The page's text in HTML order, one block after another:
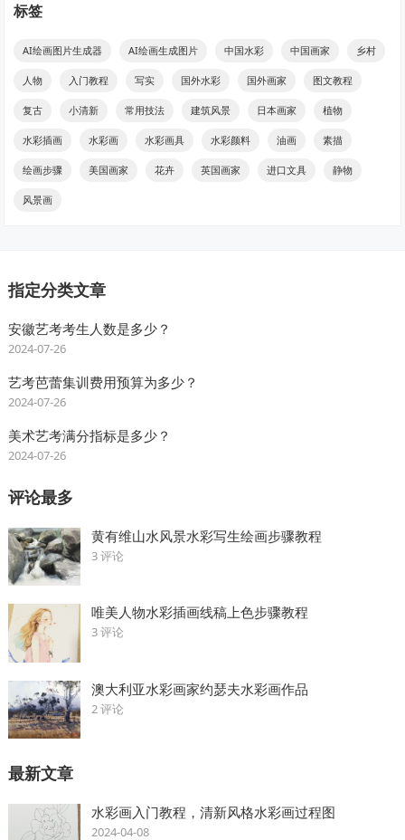
标签
AI绘画图片生成器 AI绘画生成图片 中国水彩 中国画家 乡村
人物 入门教程 写实 国外水彩 国外画家 图文教程
复古 小清新 常用技法 建筑风景 日本画家 植物
水彩插画 水彩画 水彩画具 水彩颜料 油画 素描
绘画步骤 美国画家 花卉 英国画家 进口文具 静物
风景画
指定分类文章
安徽艺考考生人数是多少？
2024-07-26
艺考芭蕾集训费用预算为多少？
2024-07-26
美术艺考满分指标是多少？
2024-07-26
评论最多
黄有维山水风景水彩写生绘画步骤教程
3 评论
唯美人物水彩插画线稿上色步骤教程
3 评论
澳大利亚水彩画家约瑟夫水彩画作品
2 评论
最新文章
水彩画入门教程，清新风格水彩画过程图
2024-04-08